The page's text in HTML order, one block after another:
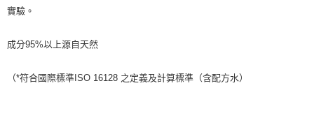
實驗。
成分95%以上源自天然
（*符合國際標準ISO 16128 之定義及計算標準（含配方水）